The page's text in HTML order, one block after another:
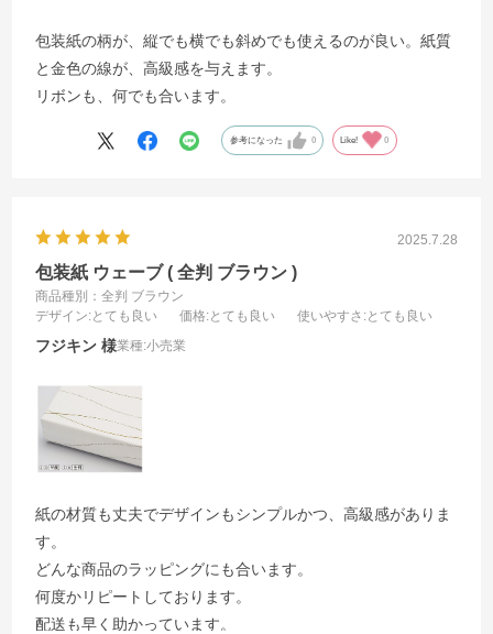
包装紙の柄が、縦でも横でも斜めでも使えるのが良い。紙質
と金色の線が、高級感を与えます。
リボンも、何でも合います。
参考になった 0 Like! 0
2025.7.28
包装紙 ウェーブ ( 全判 ブラウン )
商品種別：全判 ブラウン
デザイン:とても良い 価格:とても良い 使いやすさ :とても良い
フジキン 業種:小売業
紙の材質も丈夫でデザインもシンプルかつ、高級感がありま
す。
どんな商品のラッピングにも合います。
何度かリピートしております。
配送も早く助かっています。